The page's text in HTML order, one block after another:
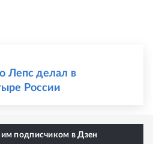
Лепс делал в
России
подписчиком в Дзен